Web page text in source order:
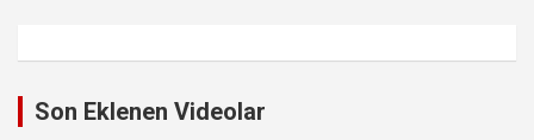
Son Eklenen Videolar